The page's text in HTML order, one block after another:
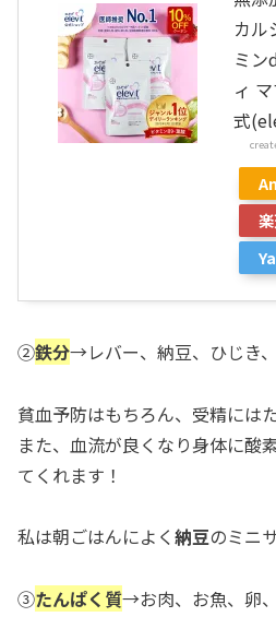
カル
ミン
ィ
式
②鉄分→レバー、納豆、ひじき
貧血予防はもちろん、受精には
また、血流が良くなり身体に酸
てくれます！
私は朝ごはんによく納豆のミニ
③たんぱく質→お肉、お魚、卵